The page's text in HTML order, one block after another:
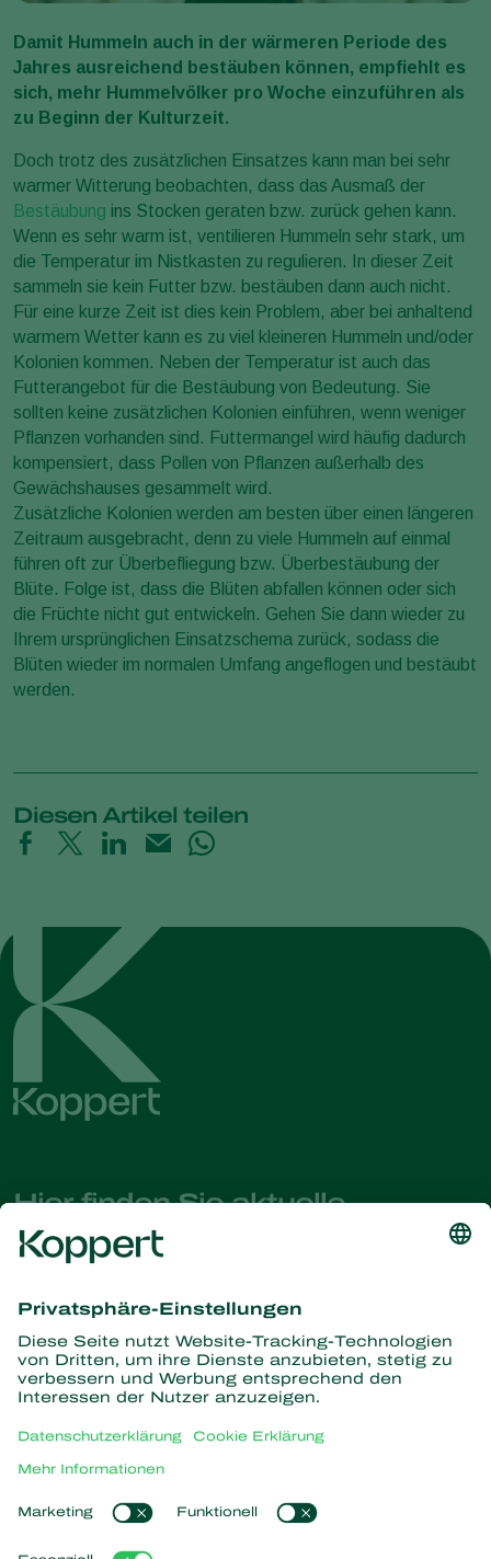
Damit Hummeln auch in der wärmeren Periode des
Jahres ausreichend bestäuben können, empfiehlt es
sich, mehr Hummelvölker pro Woche einzuführen als
zu Beginn der Kulturzeit.
Doch trotz des zusätzlichen Einsatzes kann man bei sehr
warmer Witterung beobachten, dass das Ausmaß der
Bestäubung ins Stocken geraten bzw. zurück gehen kann.
Wenn es sehr warm ist, ventilieren Hummeln sehr stark, um
die Temperatur im Nistkasten zu regulieren. In dieser Zeit
sammeln sie kein Futter bzw. bestäuben dann auch nicht.
Für eine kurze Zeit ist dies kein Problem, aber bei anhaltend
warmem Wetter kann es zu viel kleineren Hummeln und/oder
Kolonien kommen. Neben der Temperatur ist auch das
Futterangebot für die Bestäubung von Bedeutung. Sie
sollten keine zusätzlichen Kolonien einführen, wenn weniger
Pflanzen vorhanden sind. Futtermangel wird häufig dadurch
kompensiert, dass Pollen von Pflanzen außerhalb des
Gewächshauses gesammelt wird.
Zusätzliche Kolonien werden am besten über einen längeren
Zeitraum ausgebracht, denn zu viele Hummeln auf einmal
führen oft zur Überbefliegung bzw. Überbestäubung der
Blüte. Folge ist, dass die Blüten abfallen können oder sich
die Früchte nicht gut entwickeln. Gehen Sie dann wieder zu
Ihrem ursprünglichen Einsatzschema zurück, sodass die
Blüten wieder im normalen Umfang angeflogen und bestäubt
werden.
Diesen Artikel teilen
Hier finden Sie aktuelle
Nachrichten und Informationen
Partners with Nature
Raubmilben
Räuber
Nützliche Mikroorganismen
Über Koppert
Arbeiten bei Koppert
Kontakt